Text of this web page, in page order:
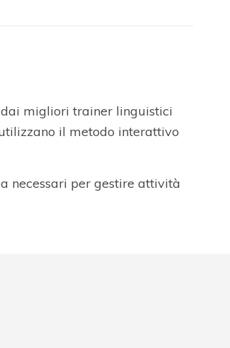
dai migliori trainer linguistici
il metodo interattivo
necessari per gestire attività